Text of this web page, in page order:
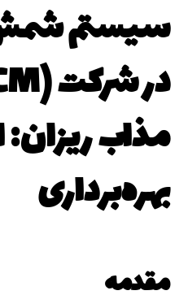
سیستم
مذاب
بهره‌برداری
مقدمه